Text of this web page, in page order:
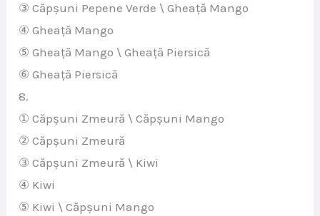
③ Căpșuni Pepene Verde \ Gheață Mango
④ Gheață Mango
⑤ Gheață Mango \ Gheață Piersică
⑥ Gheață Piersică
8.
① Căpșuni Zmeură \ Căpșuni Mango
② Căpșuni Zmeură
③ Căpșuni Zmeură \ Kiwi
④ Kiwi
⑤ Kiwi \ Căpșuni Mango